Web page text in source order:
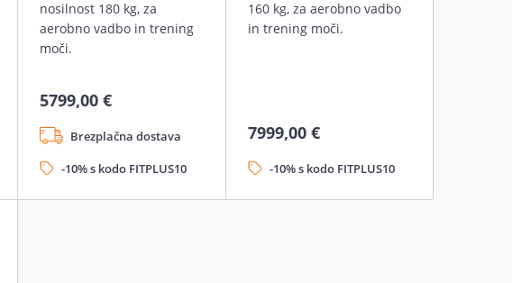
nosilnost 180 kg, za
aerobno vadbo in trening
moči.
5799,00 €
Brezplačna dostava
-10% s kodo FITPLUS10
160 kg, za aerobno vadbo
in trening moči.
7999,00 €
-10% s kodo FITPLUS10